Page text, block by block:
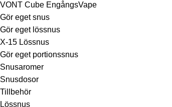
VONT Cube EngångsVape
Gör eget snus
Gör eget lössnus
X-15 Lössnus
Gör eget portionssnus
Snusaromer
Snusdosor
Tillbehör
Lössnus